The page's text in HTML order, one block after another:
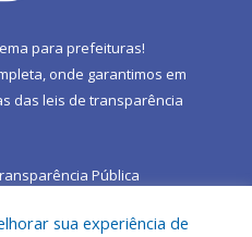
para prefeituras!
onde garantimos em
das leis de transparência
Pública
sua experiência de